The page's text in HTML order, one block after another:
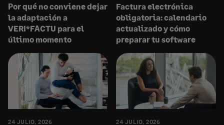
Por qué no conviene dejar
la adaptación a
VERI*FACTU para el
último momento
Factura electrónica
obligatoria: calendario
actualizado y cómo
preparar tu software
24 JULIO, 2026
24 JULIO, 2026